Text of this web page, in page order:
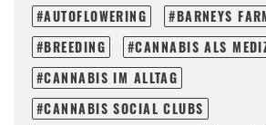
AUTOFLOWERING
BARNEYS
BREEDING
CANNABIS ALS
CANNABIS IM ALLTAG
CANNABIS SOCIAL CLUBS